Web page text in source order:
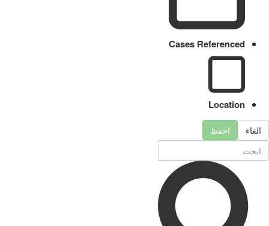
Cases Referenced
Location
الغاء احفظ